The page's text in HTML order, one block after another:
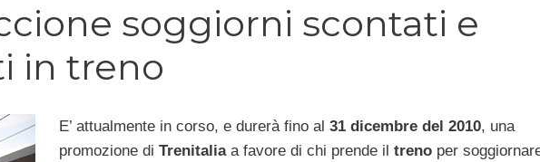
soggiorni scontati e
in treno
E’ attualmente in corso, e durerà fino al 31 dicembre del 2010, una
promozione di Trenitaliaa favore di chi prende il trenoper